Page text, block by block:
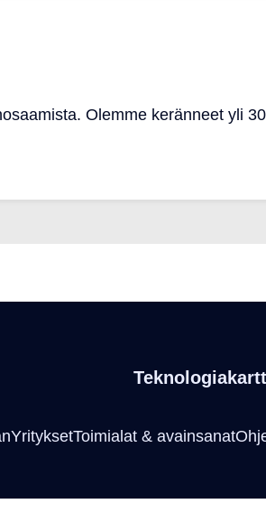
Olemme keränneet yli
YrityksetToimialat & avainsanat